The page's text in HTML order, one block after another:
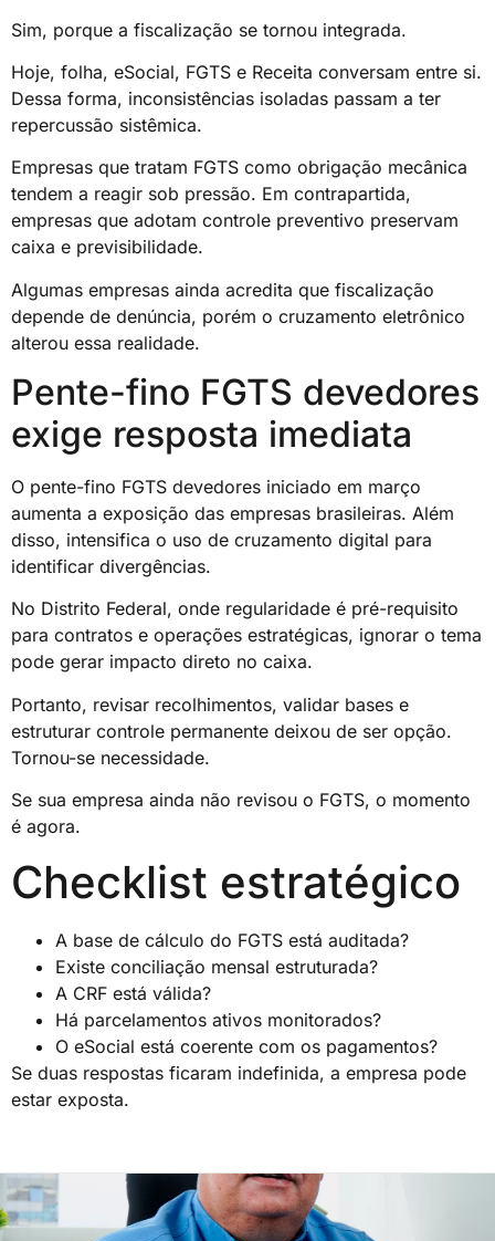
Sim, porque a fiscalização se tornou integrada.
Hoje, folha, eSocial, FGTS e Receita conversam entre si.
Dessa forma, inconsistências isoladas passam a ter
repercussão sistêmica.
Empresas que tratam FGTS como obrigação mecânica
tendem a reagir sob pressão. Em contrapartida,
empresas que adotam controle preventivo preservam
caixa e previsibilidade.
Algumas empresas ainda acredita que fiscalização
depende de denúncia, porém o cruzamento eletrônico
alterou essa realidade.
Pente-fino FGTS devedores
exige resposta imediata
O pente-fino FGTS devedores iniciado em março
aumenta a exposição das empresas brasileiras. Além
disso, intensifica o uso de cruzamento digital para
identificar divergências.
No Distrito Federal, onde regularidade é pré-requisito
para contratos e operações estratégicas, ignorar o tema
pode gerar impacto direto no caixa.
Portanto, revisar recolhimentos, validar bases e
estruturar controle permanente deixou de ser opção.
Tornou-se necessidade.
Se sua empresa ainda não revisou o FGTS, o momento
é agora.
Checklist estratégico
A base de cálculo do FGTS está auditada?
Existe conciliação mensal estruturada?
A CRF está válida?
Há parcelamentos ativos monitorados?
O eSocial está coerente com os pagamentos?
Se duas respostas ficaram indefinida, a empresa pode
estar exposta.